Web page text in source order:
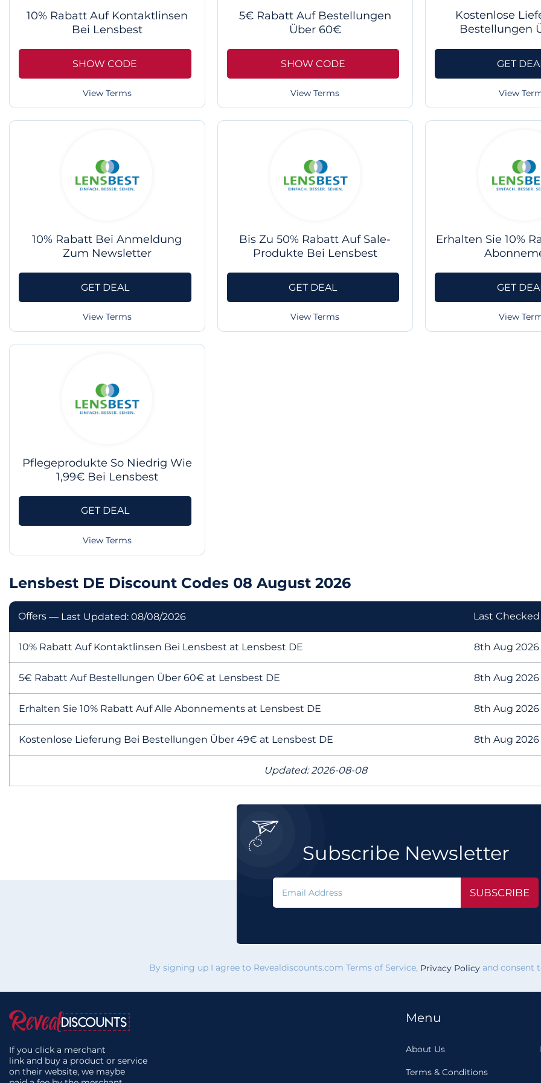
10% Rabatt Auf Kontaktlinsen
Bei Lensbest
SHOW CODE
View Terms
5€ Rabatt Auf Bestellungen
Über 60€
SHOW CODE
View Terms
Kostenlose
Bestellungen
GET DEAL
View
10% Rabatt Bei Anmeldung
Zum Newsletter
GET DEAL
View Terms
Bis Zu 50% Rabatt Auf Sale-
Produkte Bei Lensbest
GET DEAL
View Terms
Erhalten Sie 10%
GET DEAL
View
Pflegeprodukte So Niedrig Wie
1,99€ Bei Lensbest
GET DEAL
View Terms
Lensbest DE Discount Codes 08 August 2026
Offers — Last Updated: 08/08/2026 Last Checked
10% Rabatt Auf Kontaktlinsen Bei Lensbest at Lensbest DE 8th Aug 2026
5€ Rabatt Auf Bestellungen Über 60€ at Lensbest DE 8th Aug 2026
Erhalten Sie 10% Rabatt Auf Alle Abonnements at Lensbest DE 8th Aug 2026
Kostenlose Lieferung Bei Bestellungen Über 49€ at Lensbest DE 8th Aug 2026
Updated: 2026-08-08
Subscribe Newsletter

SUBSCRIBE
By signing up I agree to Revealdiscounts.com Terms of Service, Privacy Policy and consent
If you click a merchant
link and buy a product or service
on their website, we maybe
Menu
About Us
Terms & Conditions